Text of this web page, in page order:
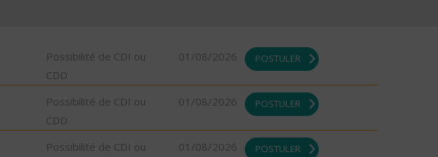
Possibilité de CDI ou
CDD
01/08/2026 POSTULER
Possibilité de CDI ou
CDD
01/08/2026 POSTULER
Possibilité de CDI ou
01/08/2026 POSTULER